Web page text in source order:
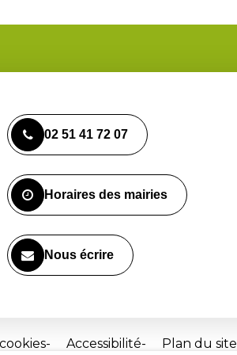
02 51 41 72 07
Horaires des mairies
Nous écrire
Accessibilité Plan du site